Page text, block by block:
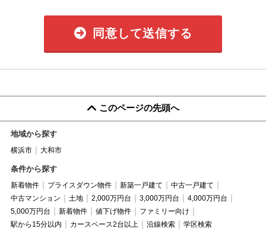
同意して送信する
このページの先頭へ
地域から探す
横浜市 大和市
条件から探す
新着物件 プライスダウン物件 新築一戸建て
中古一戸建て
中古マンション
土地 2,000万円台 3,000万円台
4,000万円台
5,000万円台
新着物件 値下げ物件
ファミリー向け
駅から15分以内
カースペース2台以上 沿線検索 学区検索